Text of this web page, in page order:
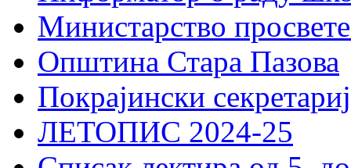
Министарство
Општина Стара Пазова
Покрајински
ЛЕТОПИС 2024-25